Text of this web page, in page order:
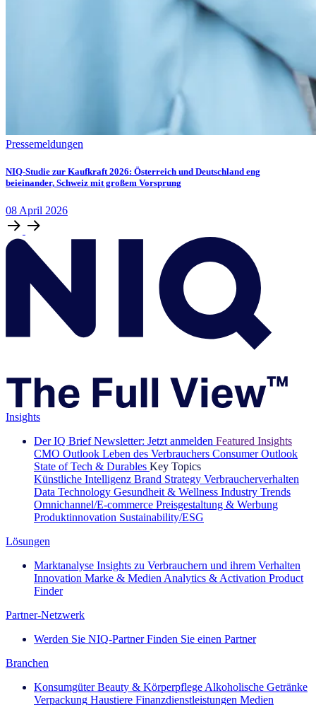
Pressemeldungen
NIQ-Studie zur Kaufkraft 2026: Österreich und Deutschland eng
beieinander, Schweiz mit großem Vorsprung
08 April 2026
Insights
Der IQ Brief Newsletter: Jetzt anmelden Featured Insights
CMO Outlook Leben des Verbrauchers Consumer Outlook
State of Tech & Durables Key Topics
Künstliche Intelligenz Brand Strategy Verbraucherverhalten
Data Technology Gesundheit & Wellness Industry Trends
Omnichannel/E-commerce Preisgestaltung & Werbung
Produktinnovation Sustainability/ESG
Lösungen
Marktanalyse Insights zu Verbrauchern und ihrem Verhalten
Innovation Marke & Medien Analytics & Activation Product
Finder
Partner-Netzwerk
Werden Sie NIQ-Partner Finden Sie einen Partner
Branchen
Konsumgüter Beauty & Körperpflege Alkoholische Getränke
Verpackung Haustiere Finanzdienstleistungen Medien